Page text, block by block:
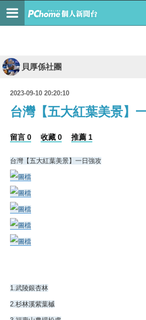
貝厚係社團
2023-09-10 20:20:10
台灣【五大紅葉美景】
留言 0 收藏 0 推薦 1
台灣【五大紅葉美景】一日強攻
1.武陵銀杏林
2.杉林溪紫葉槭